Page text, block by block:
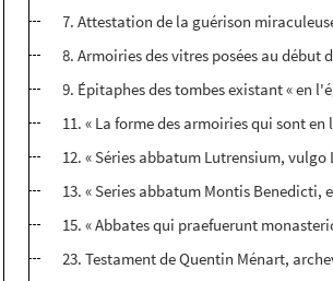
7. Attestation de la guérison
8. Armoiries des vitres posées au début
9. Épitaphes des tombes existant « en
11. « La forme des armoiries qui sont
12. « Séries abbatum Lutrensium,
13. « Series abbatum Montis
15. « Abbates qui praefuerunt
23. Testament de Quentin Ménart,